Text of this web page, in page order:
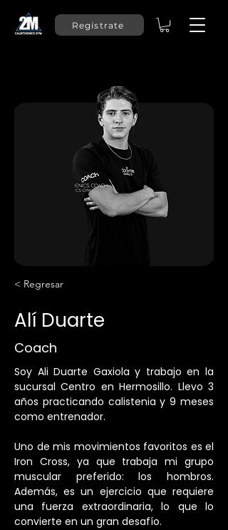
Regístrate
< Regresar
Alí Duarte
Coach
Soy Ali Duarte Gaxiola y trabajo en la
sucursal Centro en Hermosillo. Llevo 3
años practicando calistenia y 9 meses
como entrenador.
Uno de mis movimientos favoritos es el
Iron Cross, ya que trabaja mi grupo
muscular preferido: los hombros.
Además, es un ejercicio que requiere
una fuerza extraordinaria, lo que lo
convierte en un gran desafío.